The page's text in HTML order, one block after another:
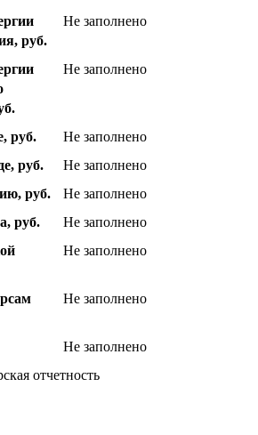
руб.
Не заполнено
Не заполнено
руб.
Не заполнено
руб.
Не заполнено
руб.
Не заполнено
руб.
Не заполнено
Не заполнено
Не заполнено
Не заполнено
отчетность